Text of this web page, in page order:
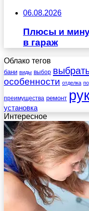
06.08.2026
Плюсы и
в гараж
Облако тегов
бани виды выбор
особенности отделка
преимущества ремонт
установка
Интересное